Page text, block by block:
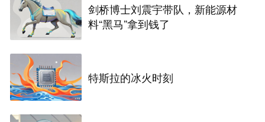
剑桥博士刘震宇带队，新能源材
料“黑马”拿到钱了
特斯拉的冰火时刻